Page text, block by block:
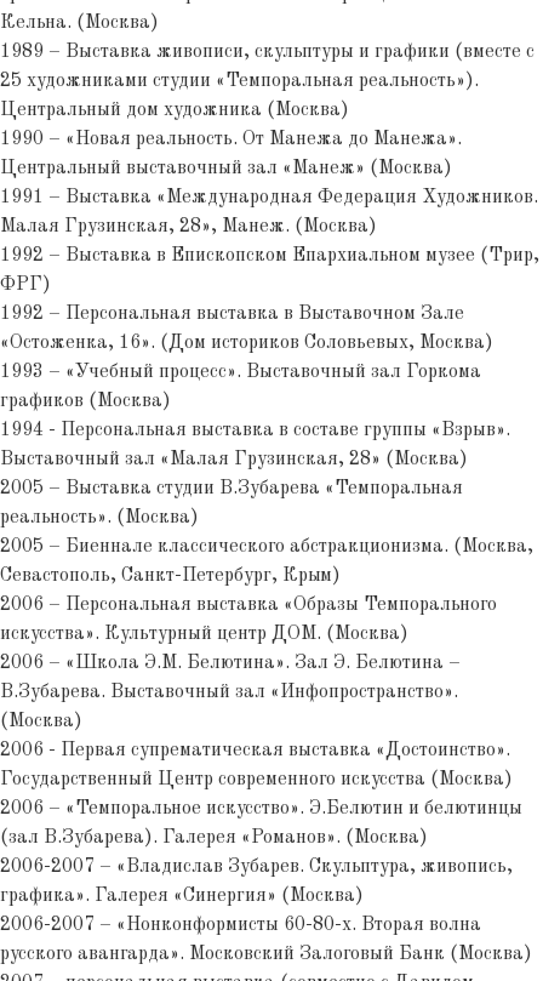
Кельна. (Москва)
1989 – Выставка живописи, скульптуры и графики (вместе с
25 художниками студии «Темпоральная реальность»).
Центральный дом художника (Москва)
1990 – «Новая реальность. От Манежа до Манежа».
Центральный выставочный зал «Манеж» (Москва)
1991 – Выставка «Международная Федерация Художников.
Малая Грузинская, 28», Манеж. (Москва)
1992 – Выставка в Епископском Епархиальном музее (Трир,
ФРГ)
1992 – Персональная выставка в Выставочном Зале
«Остоженка, 16». (Дом историков Соловьевых, Москва)
1993 – «Учебный процесс». Выставочный зал Горкома
графиков (Москва)
1994 - Персональная выставка в составе группы «Взрыв».
Выставочный зал «Малая Грузинская, 28» (Москва)
2005 – Выставка студии В.Зубарева «Темпоральная
реальность». (Москва)
2005 – Биеннале классического абстракционизма. (Москва,
Севастополь, Санкт-Петербург, Крым)
2006 – Персональная выставка «Образы Темпорального
искусства». Культурный центр ДОМ. (Москва)
2006 – «Школа Э.М. Белютина». Зал Э. Белютина –
В.Зубарева. Выставочный зал «Инфопространство».
(Москва)
2006 - Первая супрематическая выставка «Достоинство».
Государственный Центр современного искусства (Москва)
2006 – «Темпоральное искусство». Э.Белютин и белютинцы
(зал В.Зубарева). Галерея «Романов». (Москва)
2006-2007 – «Владислав Зубарев. Скульптура, живопись,
графика». Галерея «Синергия» (Москва)
2006-2007 – «Нонконформисты 60-80-х. Вторая волна
русского авангарда». Московский Залоговый Банк (Москва)